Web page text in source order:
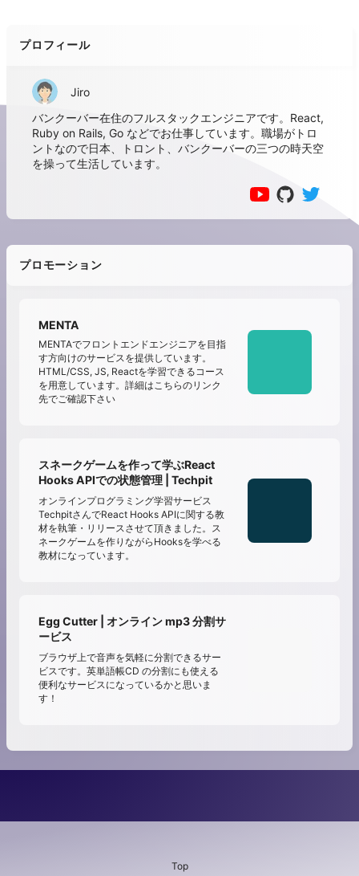
プロフィール
Jiro
バンクーバー在住のフルスタックエンジニアです。React,
Ruby on Rails, Go などでお仕事しています。職場がトロ
ントなので日本、トロント、バンクーバーの三つの時天空
を操って生活しています。
プロモーション
MENTA
MENTAでフロントエンドエンジニアを目指
す方向けのサービスを提供しています。
HTML/CSS, JS, Reactを学習できるコース
を用意しています。詳細はこちらのリンク
先でご確認下さい
スネークゲームを作って学ぶReact
Hooks APIでの状態管理 | Techpit
オンラインプログラミング学習サービス
TechpitさんでReact Hooks APIに関する教
材を執筆・リリースさせて頂きました。ス
ネークゲームを作りながらHooksを学べる
教材になっています。
Egg Cutter | オンライン mp3 分割サ
ービス
ブラウザ上で音声を気軽に分割できるサー
ビスです。英単語帳CD の分割にも使える
便利なサービスになっているかと思いま
す！
Top